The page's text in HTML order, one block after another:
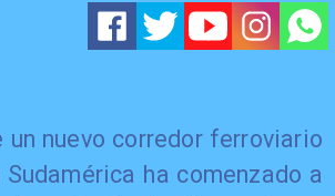
un nuevo corredor ferroviario
ha comenzado a